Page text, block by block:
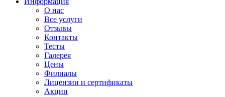
О нас
Все услуги
Отзывы
Контакты
Тесты
Галерея
Цены
Филиалы
Лицензии и сертификаты
Акции